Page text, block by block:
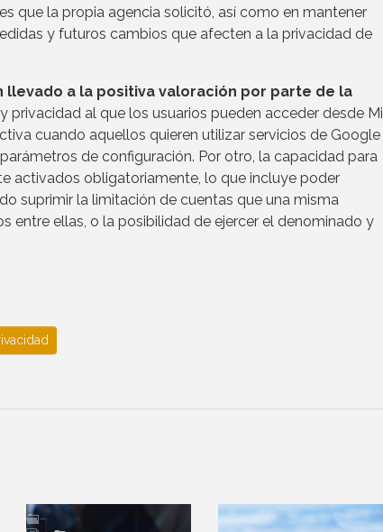
que la propia agencia solicitó, así como en mantener
y futuros cambios que afecten a la privacidad de
llevado a la positiva valoración por parte de la
privacidad al que los usuarios pueden acceder desde Mi
cuando aquellos quieren utilizar servicios de Google
de configuración. Por otro, la capacidad para
activados obligatoriamente, lo que incluye poder
suprimir la limitación de cuentas que una misma
entre ellas, o la posibilidad de ejercer el denominado y